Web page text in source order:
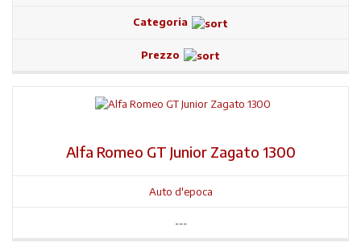
Categoria
Prezzo
Alfa Romeo GT Junior Zagato 1300
Auto d'epoca
---